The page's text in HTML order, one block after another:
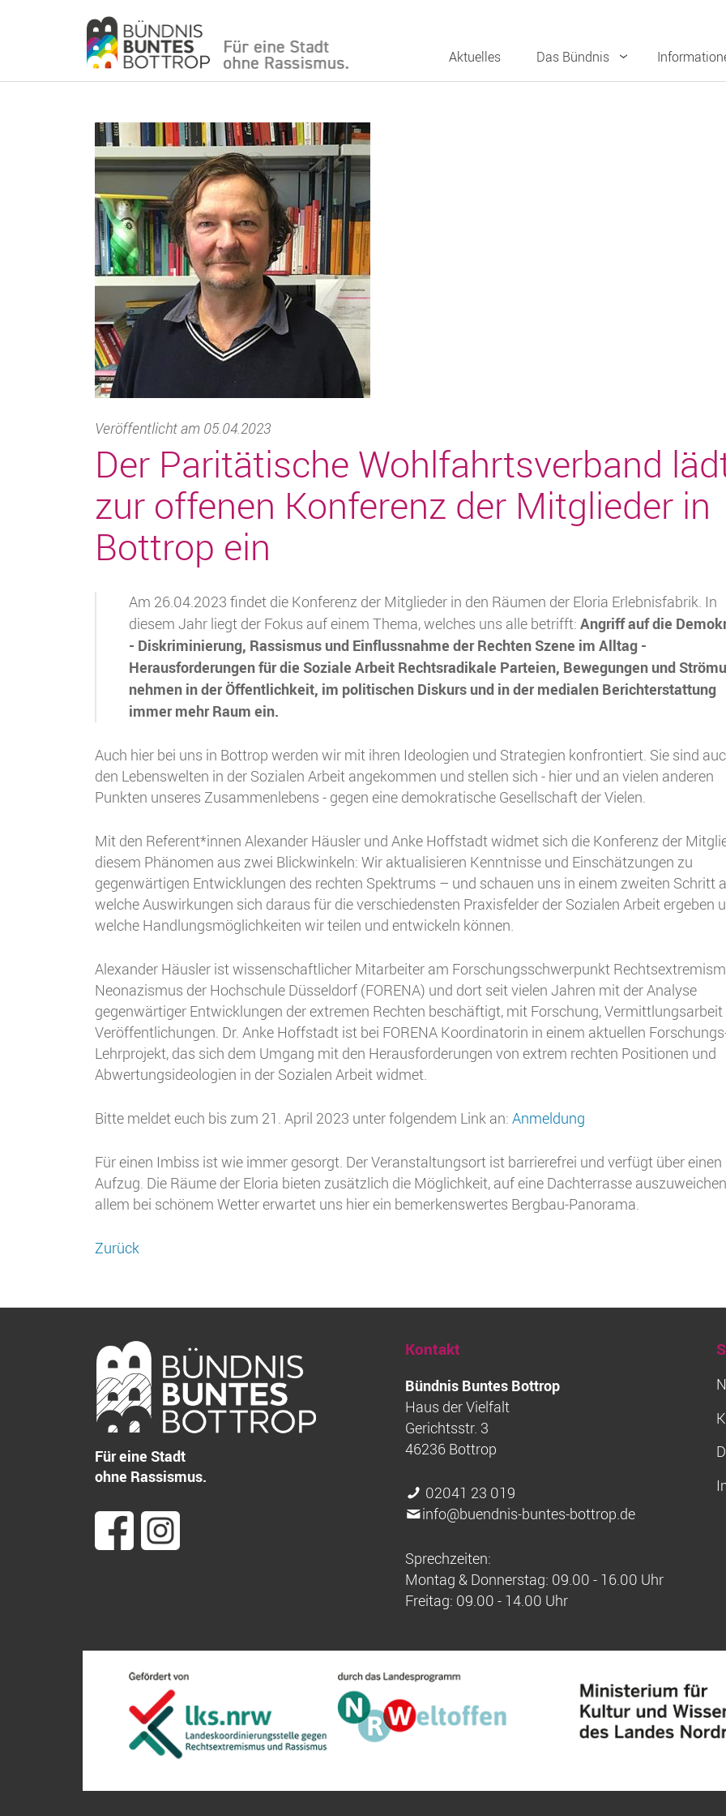
Aktuelles Das Bündnis
Veröffentlicht am 05.04.2023
Der Paritätische Wohlfahrtsverband
zur offenen Konferenz der Mitglieder in
Bottrop ein
Am 26.04.2023 findet die Konferenz der Mitglieder in den Räumen der Eloria Erlebnisfabrik. In
diesem Jahr liegt der Fokus auf einem Thema, welches uns alle betrifft: Angriff auf die
- Diskriminierung, Rassismus und Einflussnahme der Rechten Szene im Alltag -
Herausforderungen für die Soziale Arbeit Rechtsradikale Parteien, Bewegungen und
nehmen in der Öffentlichkeit, im politischen Diskurs und in der medialen Berichterstattung
immer mehr Raum ein.
Auch hier bei uns in Bottrop werden wir mit ihren Ideologien und Strategien konfrontiert. Sie sind
den Lebenswelten in der Sozialen Arbeit angekommen und stellen sich - hier und an vielen anderen
Punkten unseres Zusammenlebens - gegen eine demokratische Gesellschaft der Vielen.
Mit den Referent*innen Alexander Häusler und Anke Hoffstadt widmet sich die Konferenz der
diesem Phänomen aus zwei Blickwinkeln: Wir aktualisieren Kenntnisse und Einschätzungen zu
gegenwärtigen Entwicklungen des rechten Spektrums – und schauen uns in einem zweiten Schritt
welche Auswirkungen sich daraus für die verschiedensten Praxisfelder der Sozialen Arbeit ergeben
welche Handlungsmöglichkeiten wir teilen und entwickeln können.
Alexander Häusler ist wissenschaftlicher Mitarbeiter am Forschungsschwerpunkt
Neonazismus der Hochschule Düsseldorf (FORENA) und dort seit vielen Jahren mit der Analyse
gegenwärtiger Entwicklungen der extremen Rechten beschäftigt, mit Forschung, Vermittlungsarbeit
Veröffentlichungen. Dr. Anke Hoffstadt ist bei FORENA Koordinatorin in einem aktuellen
Lehrprojekt, das sich dem Umgang mit den Herausforderungen von extrem rechten Positionen und
Abwertungsideologien in der Sozialen Arbeit widmet.
Bitte meldet euch bis zum 21. April 2023 unter folgendem Link an: Anmeldung
Für einen Imbiss ist wie immer gesorgt. Der Veranstaltungsort ist barrierefrei und verfügt über einen
Aufzug. Die Räume der Eloria bieten zusätzlich die Möglichkeit, auf eine Dachterrasse
allem bei schönem Wetter erwartet uns hier ein bemerkenswertes Bergbau-Panorama.
Zurück
Für eine Stadt
ohne Rassismus.
Kontakt
Bündnis Buntes Bottrop
Haus der Vielfalt
Gerichtsstr. 3
46236 Bottrop
02041 23 019
info@buendnis-buntes-bottrop.de
Sprechzeiten:
Montag & Donnerstag: 09.00 - 16.00 Uhr
Freitag: 09.00 - 14.00 Uhr